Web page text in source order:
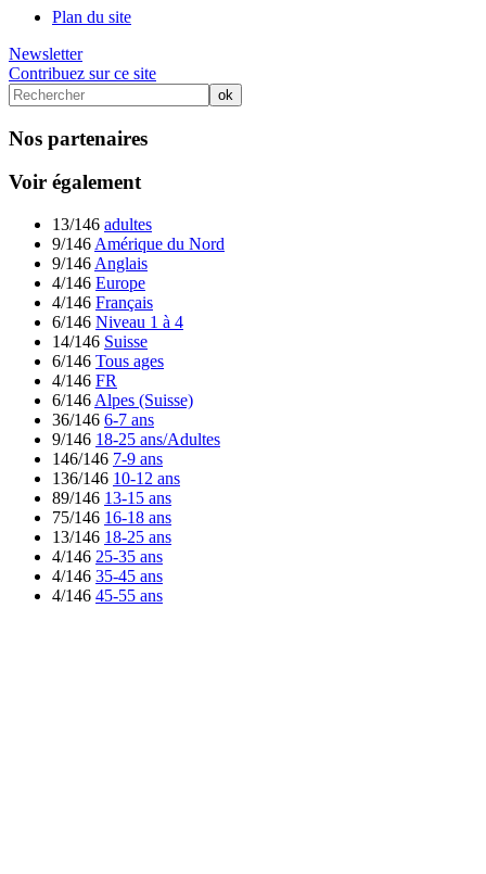
Plan du site
Newsletter
Contribuez sur ce site
Nos partenaires
Voir également
13/146 adultes
9/146 Amérique du Nord
9/146 Anglais
4/146 Europe
4/146 Français
6/146 Niveau 1 à 4
14/146 Suisse
6/146 Tous ages
4/146 FR
6/146 Alpes (Suisse)
36/146 6-7 ans
9/146 18-25 ans/Adultes
146/146 7-9 ans
136/146 10-12 ans
89/146 13-15 ans
75/146 16-18 ans
13/146 18-25 ans
4/146 25-35 ans
4/146 35-45 ans
4/146 45-55 ans